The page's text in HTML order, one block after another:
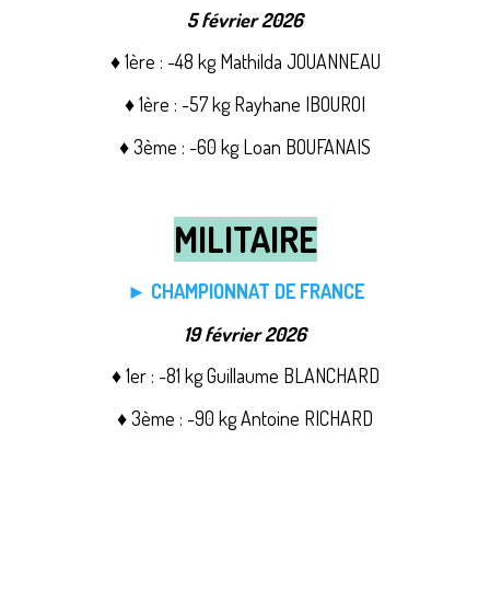
5 février 2026
♦ 1ère : -48 kg Mathilda JOUANNEAU
♦ 1ère : -57 kg Rayhane IBOUROI
♦ 3ème : -60 kg Loan BOUFANAIS
MILITAIRE
► CHAMPIONNAT DE FRANCE
19 février 2026
♦ 1er : -81 kg Guillaume BLANCHARD
♦ 3ème : -90 kg Antoine RICHARD